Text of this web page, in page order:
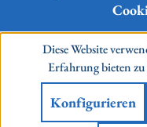
Diese Website
Erfahrung bieten
Konfigurieren